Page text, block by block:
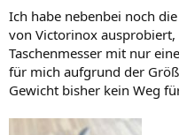
Ich habe nebenbei noch
von Victorinox ausprobiert,
Taschenmesser mit nur
für mich aufgrund der
Gewicht bisher kein Weg